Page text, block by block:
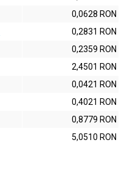
0,0628 RON
0,2831 RON
0,2359 RON
2,4501 RON
0,0421 RON
0,4021 RON
0,8779 RON
5,0510 RON